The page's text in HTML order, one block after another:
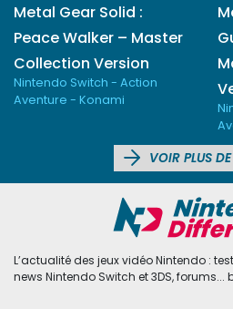
Metal Gear Solid :
Peace Walker – Master
Collection Version
Nintendo Switch - Action
Aventure - Konami
VOIR PLUS
L’actualité des jeux vidéo Nintendo :
news Nintendo Switch et 3DS, forums...